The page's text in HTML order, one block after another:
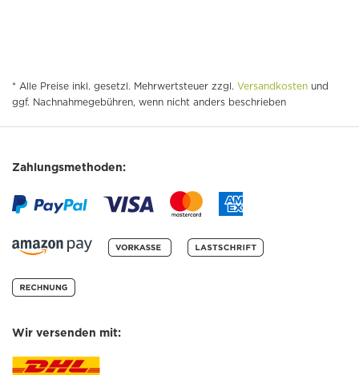
* Alle Preise inkl. gesetzl. Mehrwertsteuer zzgl. Versandkosten und
ggf. Nachnahmegebühren, wenn nicht anders beschrieben
Zahlungsmethoden:
Wir versenden mit: